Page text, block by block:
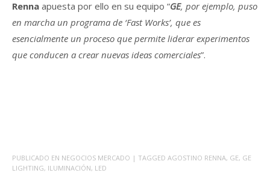
Renna apuesta por ello en su equipo “GE, por ejemplo, puso
en marcha un programa de ‘Fast Works’, que es
esencialmente un proceso que permite liderar experimentos
que conducen a crear nuevas ideas comerciales”.
PUBLICADO EN NEGOCIOS MERCADO | TAGGED AGOSTINO RENNA, GE, GE
LIGHTING, ILUMINACIÓN, LED